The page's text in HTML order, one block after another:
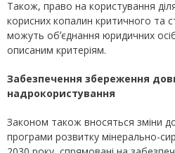
Також, право на користування
корисних копалин критичного та
можуть обʼєднання юридичних
описаним критеріям.
Забезпечення збереження
надрокористування
Законом також вносяться зміни
програми розвитку мінерально-